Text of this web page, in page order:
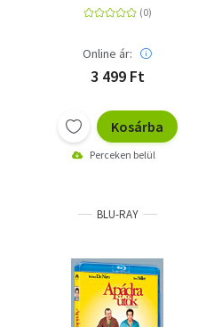
Online ár:
3 499 Ft
Kosárba
Perceken belül
BLU-RAY